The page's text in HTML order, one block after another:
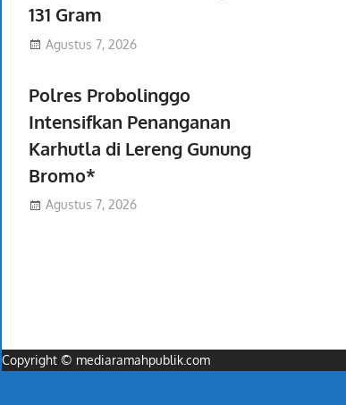
131 Gram
Agustus 7, 2026
Polres Probolinggo
Intensifkan Penanganan
Karhutla di Lereng Gunung
Bromo*
Agustus 7, 2026
Copyright © mediaramahpublik.com